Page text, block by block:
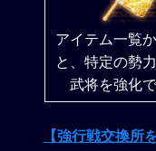
アイテム一覧
と、特定の勢
武将を強化
【強行戦交換所